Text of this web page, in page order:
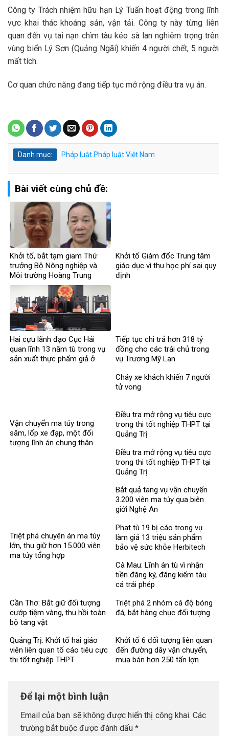
Công ty Trách nhiệm hữu hạn Lý Tuấn hoạt động trong lĩnh
vực khai thác khoáng sản, vận tải. Công ty này từng liên
quan đến vụ tai nạn chìm tàu kéo sà lan nghiêm trọng trên
vùng biển Lý Sơn (Quảng Ngãi) khiến 4 người chết, 5 người
mất tích.
Cơ quan chức năng đang tiếp tục mở rộng điều tra vụ án.
Danh mục: Pháp luật Pháp luật Việt Nam
Bài viết cùng chủ đề:
Khởi tố, bắt tạm giam Thứ
trưởng Bộ Nông nghiệp và
Môi trường Hoàng Trung
Khởi tố Giám đốc Trung tâm
giáo dục vì thu học phí sai quy
định
Hai cựu lãnh đạo Cục Hải
quan lĩnh 13 năm tù trong vụ
sản xuất thực phẩm giả ở
Tiếp tục chi trả hơn 318 tỷ
đồng cho các trái chủ trong
vụ Trương Mỹ Lan
Vận chuyển ma túy trong
săm, lốp xe đạp, một đối
tượng lĩnh án chung thân
Cháy xe khách khiến 7 người
tử vong​
Điều tra mở rộng vụ tiêu cực
trong thi tốt nghiệp THPT tại
Quảng Trị
Điều tra mở rộng vụ tiêu cực
trong thi tốt nghiệp THPT tại
Quảng Trị
Triệt phá chuyên án ma túy
lớn, thu giữ hơn 15.000 viên
ma túy tổng hợp
Bắt quả tang vụ vận chuyển
3.200 viên ma túy qua biên
giới Nghệ An
Phạt tù 19 bị cáo trong vụ
làm giả 13 triệu sản phẩm
bảo vệ sức khỏe Herbitech
Cà Mau: Lĩnh án tù vì nhận
tiền đăng ký, đăng kiểm tàu
cá trái phép
Cần Thơ: Bắt giữ đối tượng
cướp tiệm vàng, thu hồi toàn
bộ tang vật
Triệt phá 2 nhóm cá độ bóng
đá, bắt hàng chục đối tượng
Quảng Trị: Khởi tố hai giáo
viên liên quan tố cáo tiêu cực
thi tốt nghiệp THPT
Khởi tố 6 đối tượng liên quan
đến đường dây vận chuyển,
mua bán hơn 250 tấn lợn
Để lại một bình luận
Email của bạn sẽ không được hiển thị công khai. Các
trường bắt buộc được đánh dấu *